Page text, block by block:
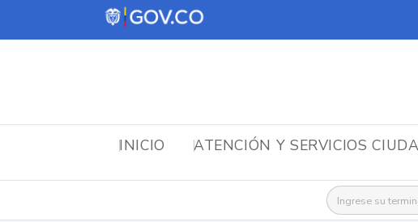
INICIO ATENCIÓN Y SERVICIOS
Buscar: